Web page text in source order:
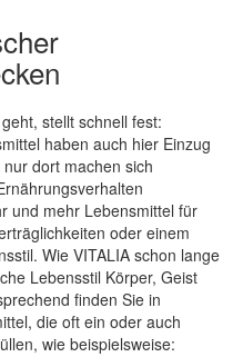
stellt schnell fest:
haben auch hier Einzug
dort machen sich
und mehr Lebensmittel für
oder einem
Wie VITALIA schon lange
Lebensstil Körper, Geist
finden Sie in
die oft ein oder auch
wie beispielsweise: